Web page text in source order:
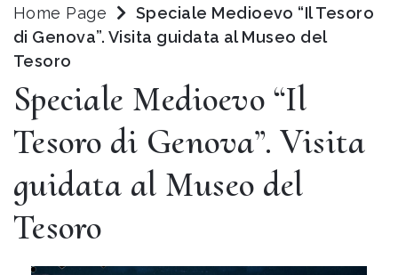
Home Page
Speciale Medioevo “Il Tesoro
di Genova”. Visita guidata al Museo del
Tesoro
Speciale Medioevo “Il
Tesoro di Genova”. Visita
guidata al Museo del
Tesoro